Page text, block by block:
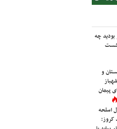
بودید چه
و
پیمان
اسلحه
کروز: